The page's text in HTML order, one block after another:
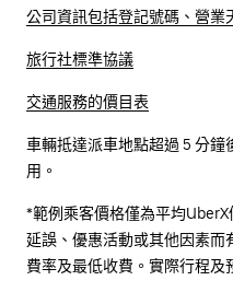
公司資訊包括登記號碼、營業
旅行社標準協議
交通服務的價目表
車輛抵達派車地點超過 5 分
用。
*範例乘客價格僅為平均
延誤、優惠活動或其他因素而
費率及最低收費。實際行程及